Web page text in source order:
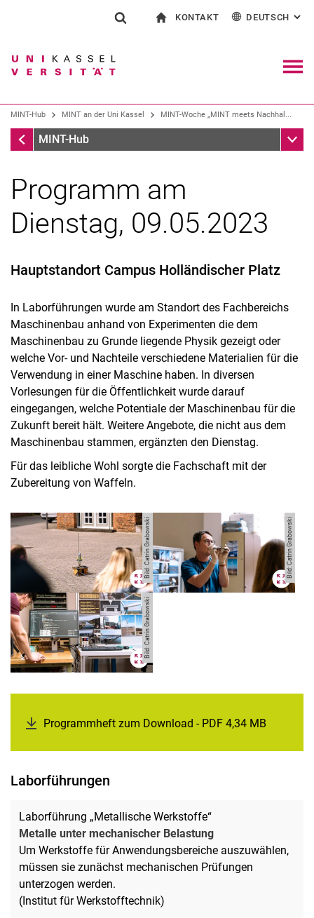
Springe direkt zu: Inhalt
Springe direkt zu: Suche
Springe direkt zu:
Suchen (öffnet externen Link in einem
KONTAKT
Kontakt für Presse und Öffentlichkeit
Einrichtungen suchen
Personen suchen
DEUTSCH :
MINT-Hub MINT an der Uni Kassel MINT-Woche „MINT meets Nachhal...
MINT-Woche „MINT meets Nachhaltigkeit“
MINT-Hub
MINT on Demand
MINT-Mach-Samstag am 30.05.2026
MINT-Woche „MINT meets Nachhaltigkeit“
Impressionen der MINT-Woche
MINT-Forschungsprojekte
Forschung als Dienstleistung
Programm am
Dienstag, 09.05.2023
Hauptstandort Campus Holländischer Platz
In Laborführungen wurde am Standort des Fachbereichs
Maschinenbau anhand von Experimenten die dem
Maschinenbau zu Grunde liegende Physik gezeigt oder
welche Vor- und Nachteile verschiedene Materialien für die
Verwendung in einer Maschine haben. In diversen
Vorlesungen für die Öffentlichkeit wurde darauf
eingegangen, welche Potentiale der Maschinenbau für die
Zukunft bereit hält. Weitere Angebote, die nicht aus dem
Maschinenbau stammen, ergänzten den Dienstag.
Für das leibliche Wohl sorgte die Fachschaft mit der
Zubereitung von Waffeln.
Bild: Catrin Grabowski
Bild: Catrin Grabowski
Bild: Catrin Grabowski
Programmheft zum Download - PDF 4,34 MB
Laborführungen
Laborführung „Metallische Werkstoffe“
Metalle unter mechanischer Belastung
Um Werkstoffe für Anwendungsbereiche auszuwählen,
müssen sie zunächst mechanischen Prüfungen
unterzogen werden.
(Institut für Werkstofftechnik)